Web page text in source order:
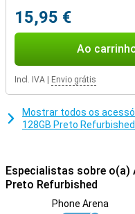
15,95 €
Ao
Incl. IVA Envio grátis
Mostrar todos os
128GB Preto Refurbished
Especialistas sobre o(a)
Preto Refurbished
Phone Arena